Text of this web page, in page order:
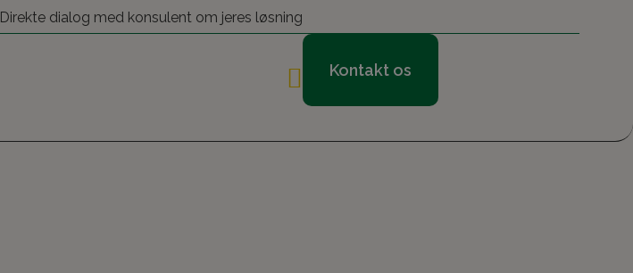
Direkte dialog med konsulent om jeres løsning
Kontakt os